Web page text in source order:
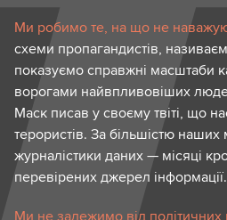
Ми робимо те, на що не
схеми пропагандистів,
показуємо справжні масштаби
ворогами найвпливовіших
Маск писав у своєму твіті, що
терористів. За більшістю наших
журналістики даних — місяці
перевірених джерел інформації.